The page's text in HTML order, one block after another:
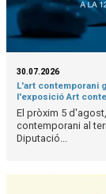
30.07.2026
L'art contemporani
l'exposició Art
El pròxim 5
contemporani al
Diputació...